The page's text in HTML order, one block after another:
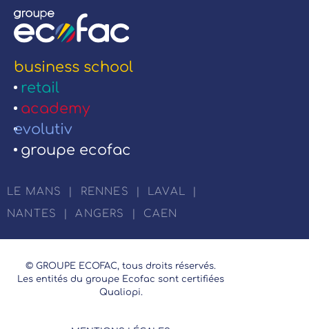
business school
retail
academy
evolutiv
groupe ecofac
LE MANS RENNES LAVAL
NANTES
ANGERS CAEN
© GROUPE ECOFAC, tous droits réservés.
Les entités du groupe Ecofac sont certifiées
Qualiopi.